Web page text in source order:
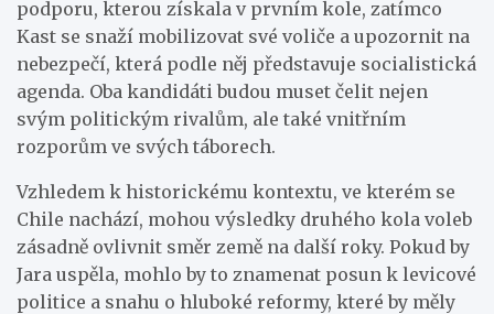
podporu, kterou získala v prvním kole, zatímco
Kast se snaží mobilizovat své voliče a upozornit na
nebezpečí, která podle něj představuje socialistická
agenda. Oba kandidáti budou muset čelit nejen
svým politickým rivalům, ale také vnitřním
rozporům ve svých táborech.
Vzhledem k historickému kontextu, ve kterém se
Chile nachází, mohou výsledky druhého kola voleb
zásadně ovlivnit směr země na další roky. Pokud by
Jara uspěla, mohlo by to znamenat posun k levicové
politice a snahu o hluboké reformy, které by měly